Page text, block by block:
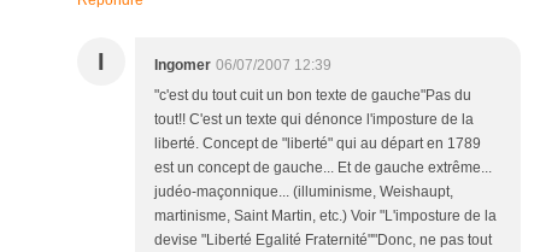
I Ingomer 06/07/2007 12:39
"c'est du tout cuit un bon texte de gauche"Pas du
tout!! C'est un texte qui dénonce l'imposture de la
liberté. Concept de "liberté" qui au départ en 1789
est un concept de gauche... Et de gauche extrême...
judéo-maçonnique... (illuminisme, Weishaupt,
martinisme, Saint Martin, etc.) Voir "L'imposture de la
devise "Liberté Egalité Fraternité""Donc, ne pas tout